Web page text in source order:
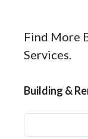
Find More
Services.
Building &